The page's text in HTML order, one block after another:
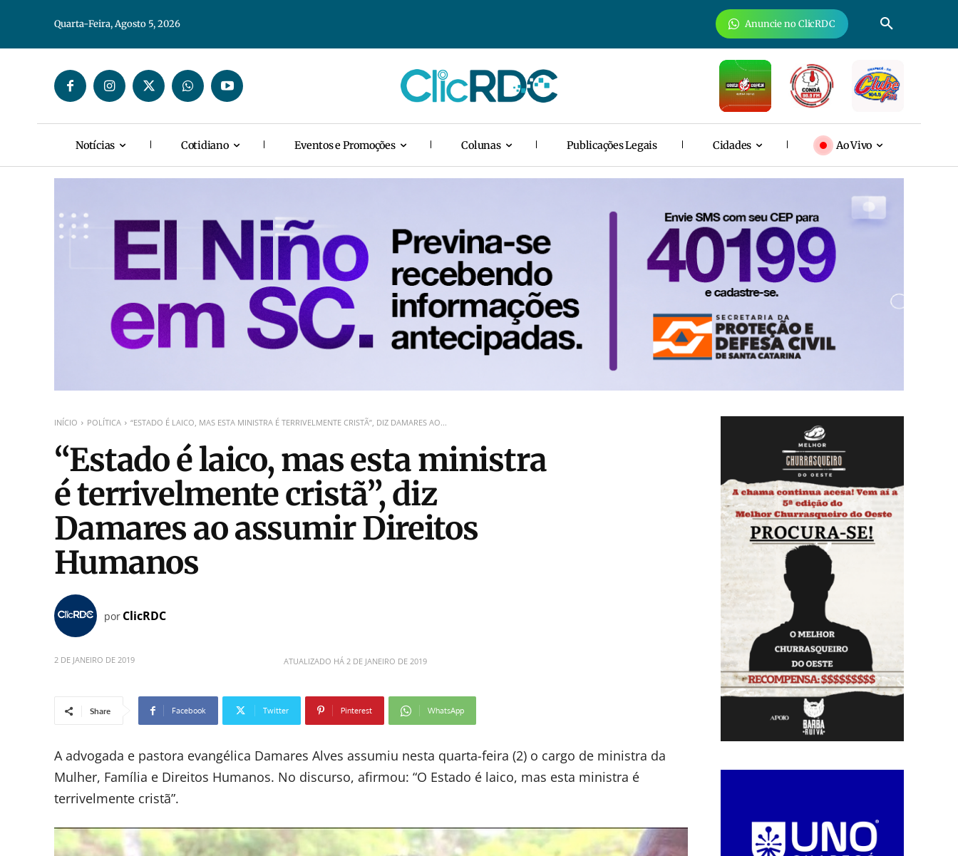
Quarta-Feira, Agosto 5, 2026 Anuncie no ClicRDC
Notícias Cotidiano Eventos e Promoções Colunas Publicações Legais Cidades Ao Vivo
INÍCIO POLÍTICA “ESTADO É LAICO, MAS ESTA MINISTRA É TERRIVELMENTE CRISTÃ”, DIZ DAMARES AO...
“Estado é laico, mas esta ministra
é terrivelmente cristã”, diz
Damares ao assumir Direitos
Humanos
por ClicRDC
2 DE JANEIRO DE 2019 ATUALIZADO HÁ 2 DE JANEIRO DE 2019
Share Facebook Twitter Pinterest WhatsApp
A advogada e pastora evangélica Damares Alves assumiu nesta quarta-feira (2) o cargo de ministra da
Mulher, Família e Direitos Humanos. No discurso, afirmou: “O Estado é laico, mas esta ministra é
terrivelmente cristã”.